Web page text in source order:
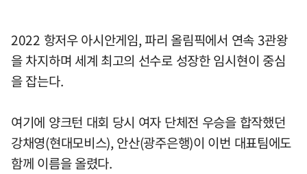
2022 항저우 아시안게임, 파리 올림픽에서 연속 3관왕
을 차지하며 세계 최고의 선수로 성장한 임시현이 중심
을 잡는다.
여기에 양크턴 대회 당시 여자 단체전 우승을 합작했던
강채영(현대모비스), 안산(광주은행)이 이번 대표팀에도
함께 이름을 올렸다.